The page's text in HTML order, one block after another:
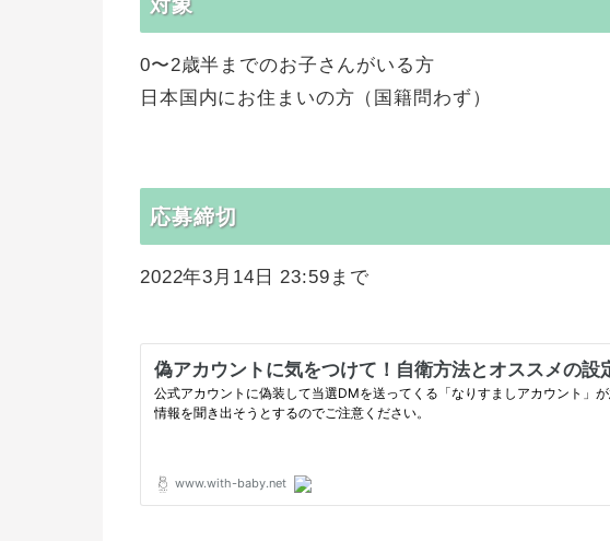
対象
0〜2歳半までのお子さんがいる方
日本国内にお住まいの方（国籍問わず）
応募締切
2022年3月14日 23:59まで